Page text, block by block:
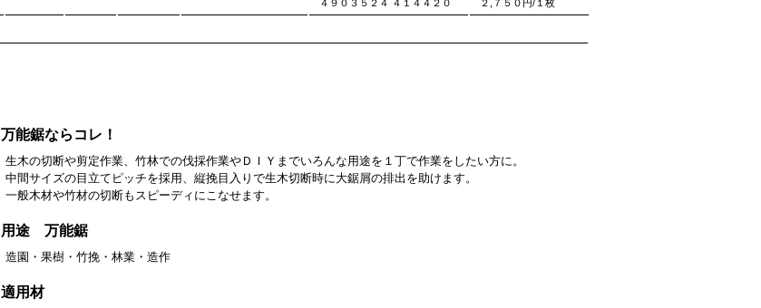
４９０３５２４ ４１４４２０ ２,７５０円/１枚
万能鋸ならコレ！
生木の切断や剪定作業、竹林での伐採作業やＤＩＹまでいろんな用途を１丁で作業をしたい方に。
中間サイズの目立てピッチを採用、縦挽目入りで生木切断時に大鋸屑の排出を助けます。
一般木材や竹材の切断もスピーディにこなせます。
用途 万能鋸
造園・果樹・竹挽・林業・造作
適用材